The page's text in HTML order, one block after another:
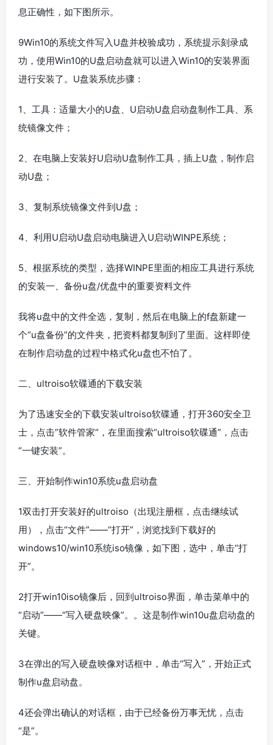
息正确性，如下图所示。
9Win10的系统文件写入U盘并校验成功，系统提示刻录成
功，使用Win10的U盘启动盘就可以进入Win10的安装界面
进行安装了。U盘装系统步骤：
1、工具：适量大小的U盘、U启动U盘启动盘制作工具、系
统镜像文件；
2、在电脑上安装好U启动U盘制作工具，插上U盘，制作启
动U盘；
3、复制系统镜像文件到U盘；
4、利用U启动U盘启动电脑进入U启动WINPE系统；
5、根据系统的类型，选择WINPE里面的相应工具进行系统
的安装一、备份u盘/优盘中的重要资料文件
我将u盘中的文件全选，复制，然后在电脑上的f盘新建一
个“u盘备份”的文件夹，把资料都复制到了里面。这样即使
在制作启动盘的过程中格式化u盘也不怕了。
二、ultroiso软碟通的下载安装
为了迅速安全的下载安装ultroiso软碟通，打开360安全卫
士，点击”软件管家“，在里面搜索“ultroiso软碟通”，点击
“一键安装”。
三、开始制作win10系统u盘启动盘
1双击打开安装好的ultroiso（出现注册框，点击继续试
用），点击“文件”——“打开”，浏览找到下载好的
windows10/win10系统iso镜像，如下图，选中，单击“打
开”。
2打开win10iso镜像后，回到ultroiso界面，单击菜单中的
“启动”——“写入硬盘映像”。。这是制作win10u盘启动盘的
关键。
3在弹出的写入硬盘映像对话框中，单击“写入”，开始正式
制作u盘启动盘。
4还会弹出确认的对话框，由于已经备份万事无忧，点击
“是”。